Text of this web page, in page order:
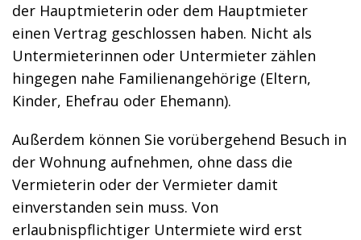
der Hauptmieterin oder dem Hauptmieter
einen Vertrag geschlossen haben. Nicht als
Untermieterinnen oder Untermieter zählen
hingegen nahe Familienangehörige (Eltern,
Kinder, Ehefrau oder Ehemann).
Außerdem können Sie vorübergehend Besuch in
der Wohnung aufnehmen, ohne dass die
Vermieterin oder der Vermieter damit
einverstanden sein muss. Von
erlaubnispflichtiger Untermiete wird erst